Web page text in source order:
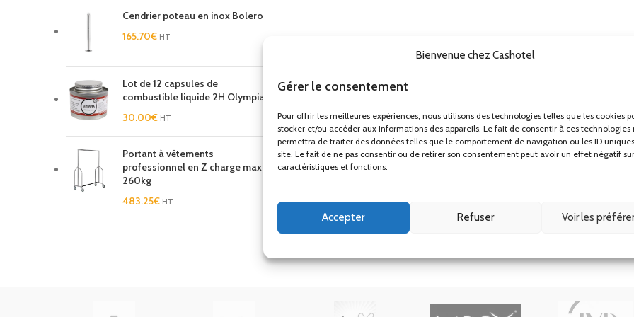
Bienvenue chez Cashotel
Gérer le consentement
Pour offrir les meilleures expériences, nous utilisons des technologies telles que les cookies
stocker et/ou accéder aux informations des appareils. Le fait de consentir à ces technologies
permettra de traiter des données telles que le comportement de navigation ou les ID
site. Le fait de ne pas consentir ou de retirer son consentement peut avoir un effet négatif
caractéristiques et fonctions.
Accepter Refuser Voir les
Mini bar noir thermoélectrique porte vitrée 30L
Plateaux petit déjeuner
Porte-bagages
Applique liseuse ronde led design Gamma Mini
Cendrier poteau en inox Bolero
165.70€ HT
Lot de 12 capsules de
combustible liquide 2H Olympia
30.00€ HT
Portant à vêtements
professionnel en Z charge max
260kg
483.25€ HT